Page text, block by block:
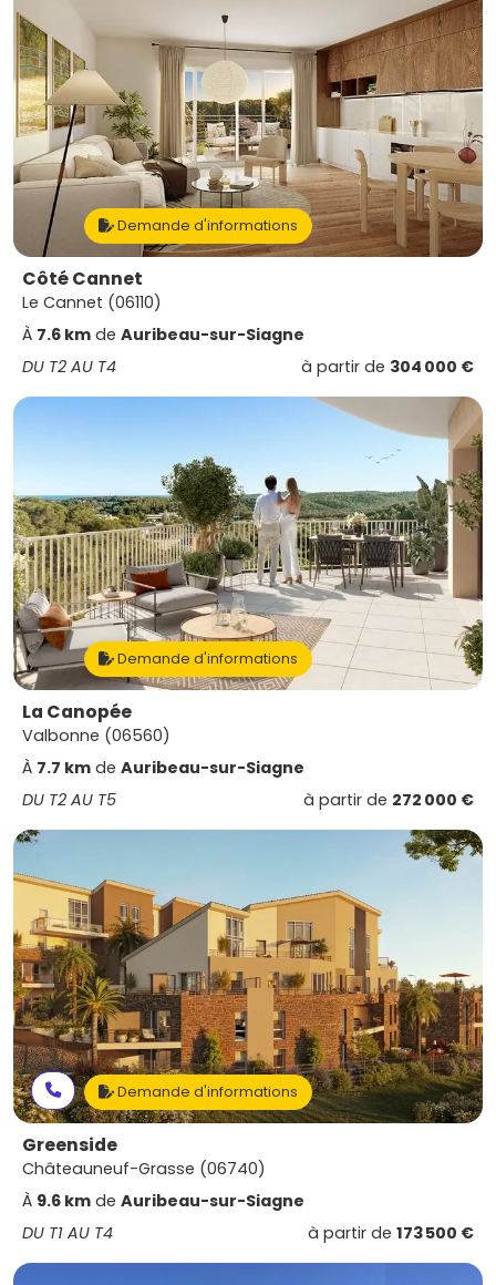
Demande d'informations
Côté Cannet
Le Cannet (06110)
À 7.6 km de Auribeau-sur-Siagne
DU T2 AU T4
à partir de 304 000 €
Demande d'informations
La Canopée
Valbonne (06560)
À 7.7 km de Auribeau-sur-Siagne
DU T2 AU T5
à partir de 272 000 €
Demande d'informations
Greenside
Châteauneuf-Grasse (06740)
À 9.6 km de Auribeau-sur-Siagne
DU T1 AU T4
à partir de 173 500 €